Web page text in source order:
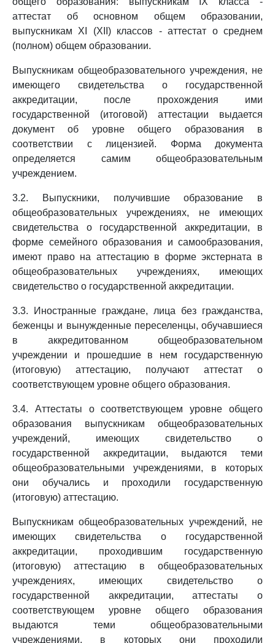
аттестат об основном общем образовании,
выпускникам XI (XII) классов - аттестат о среднем
(полном) общем образовании.
Выпускникам общеобразовательного учреждения, не
имеющего свидетельства о государственной
аккредитации, после прохождения ими
государственной (итоговой) аттестации выдается
документ об уровне общего образования в
соответствии с лицензией. Форма документа
определяется самим общеобразовательным
учреждением.
3.2. Выпускники, получившие образование в
общеобразовательных учреждениях, не имеющих
свидетельства о государственной аккредитации, в
форме семейного образования и самообразования,
имеют право на аттестацию в форме экстерната в
общеобразовательных учреждениях, имеющих
свидетельство о государственной аккредитации.
3.3. Иностранные граждане, лица без гражданства,
беженцы и вынужденные переселенцы, обучавшиеся
в аккредитованном общеобразовательном
учреждении и прошедшие в нем государственную
(итоговую) аттестацию, получают аттестат о
соответствующем уровне общего образования.
3.4. Аттестаты о соответствующем уровне общего
образования выпускникам общеобразовательных
учреждений, имеющих свидетельство о
государственной аккредитации, выдаются теми
общеобразовательными учреждениями, в которых
они обучались и проходили государственную
(итоговую) аттестацию.
Выпускникам общеобразовательных учреждений, не
имеющих свидетельства о государственной
аккредитации, проходившим государственную
(итоговую) аттестацию в общеобразовательных
учреждениях, имеющих свидетельство о
государственной аккредитации, аттестаты о
соответствующем уровне общего образования
выдаются теми общеобразовательными
учреждениями, в которых они проходили